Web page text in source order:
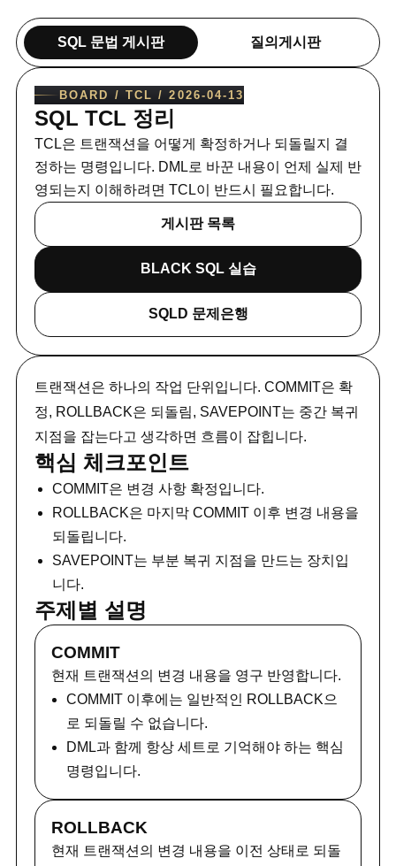
SQL 문법 게시판 질의게시판
BOARD / TCL /2026-04-13
SQL TCL 정리
TCL은 트랜잭션을 어떻게 확정하거나 되돌릴지 결
정하는 명령입니다. DML로 바꾼 내용이 언제 실제 반
영되는지 이해하려면 TCL이 반드시 필요합니다.
게시판 목록
BLACK SQL 실습
SQLD 문제은행
트랜잭션은 하나의 작업 단위입니다. COMMIT은 확
정, ROLLBACK은 되돌림, SAVEPOINT는 중간 복귀
지점을 잡는다고 생각하면 흐름이 잡힙니다.
핵심 체크포인트
COMMIT은 변경 사항 확정입니다.
ROLLBACK은 마지막 COMMIT 이후 변경 내용을
되돌립니다.
SAVEPOINT는 부분 복귀 지점을 만드는 장치입
니다.
주제별 설명
COMMIT
현재 트랜잭션의 변경 내용을 영구 반영합니다.
COMMIT 이후에는 일반적인 ROLLBACK으
로 되돌릴 수 없습니다.
DML과 함께 항상 세트로 기억해야 하는 핵심
명령입니다.
ROLLBACK
현재 트랜잭션의 변경 내용을 이전 상태로 되돌